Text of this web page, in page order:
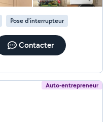
Pose d'interrupteur
Contacter
Auto-entrepreneur